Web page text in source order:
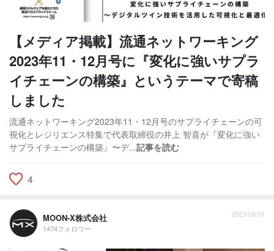
【メディア掲載】流通ネットワーキング
2023年11・12月号に『変化に強いサプラ
イチェーンの構築』というテーマで寄稿
しました
流通ネットワーキング2023年11・12月号のサプライチェーンの可
視化とレジリエンス特集で代表取締役の井上 智喜が『変化に強い
サプライチェーンの構築』〜デ...記事を読む
4
MOON-X株式会社
1474フォロワー
2023/08/31